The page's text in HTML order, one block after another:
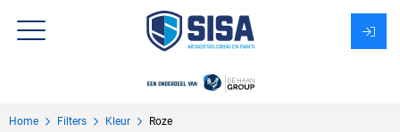
Home Filters Kleur Roze